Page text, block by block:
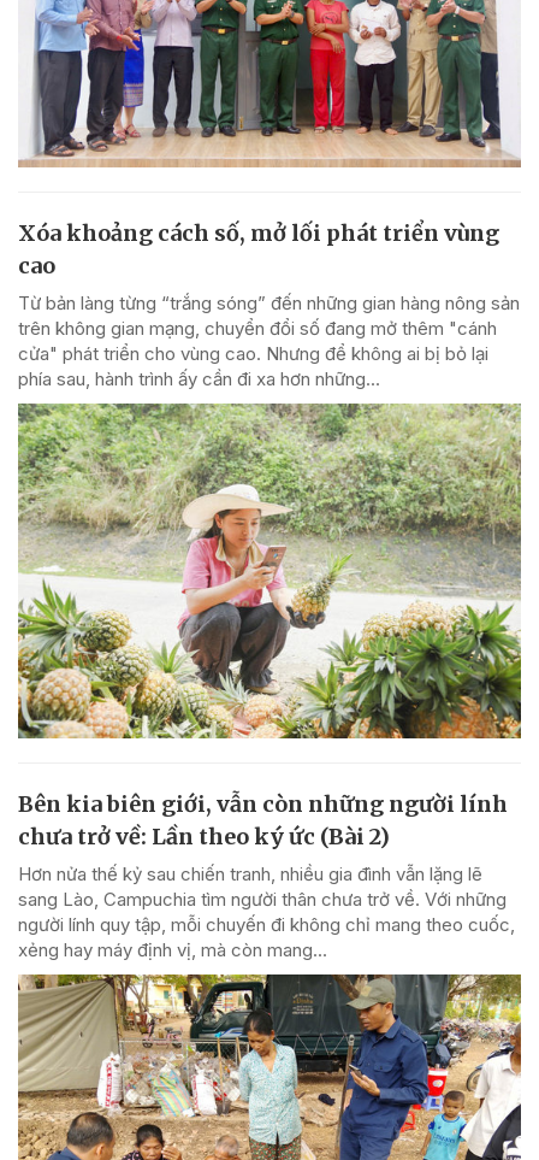
Xóa khoảng cách số, mở lối phát triển vùng
cao
Từ bản làng từng “trắng sóng” đến những gian hàng nông sản
trên không gian mạng, chuyển đổi số đang mở thêm "cánh
cửa" phát triển cho vùng cao. Nhưng để không ai bị bỏ lại
phía sau, hành trình ấy cần đi xa hơn những...
Bên kia biên giới, vẫn còn những người lính
chưa trở về: Lần theo ký ức (Bài 2)
Hơn nửa thế kỷ sau chiến tranh, nhiều gia đình vẫn lặng lẽ
sang Lào, Campuchia tìm người thân chưa trở về. Với những
người lính quy tập, mỗi chuyến đi không chỉ mang theo cuốc,
xẻng hay máy định vị, mà còn mang...